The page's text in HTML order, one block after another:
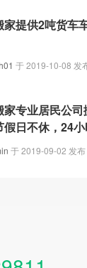
家提供2吨货车
于 2019-10-08 发
家专业居民公
假日不休，24
于 2019-09-02 发布